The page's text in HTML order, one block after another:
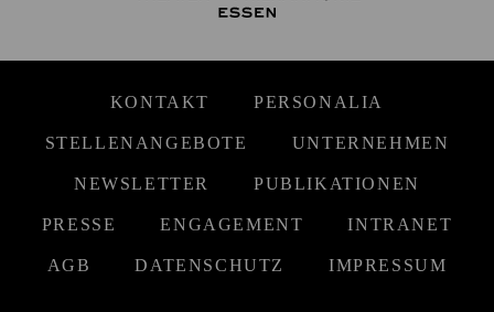
KONTAKT PERSONALIA
STELLENANGEBOTE UNTERNEHMEN
NEWSLETTER PUBLIKATIONEN
PRESSE ENGAGEMENT INTRANET
AGB DATENSCHUTZ IMPRESSUM